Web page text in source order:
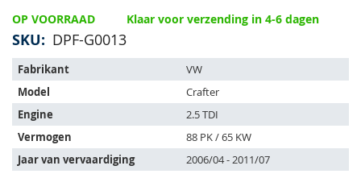
OP VOORRAAD
SKU DPF-G0013
Klaar voor verzending in 4-6 dagen
Het
artikel
past
op
de
volgende
voertuigen:
Fabrikant
VW
Model
Crafter
Engine
2.5 TDI
Vermogen
88 PK / 65 KW
Jaar van vervaardiging
2006/04 - 2011/07
van
de
gallerij